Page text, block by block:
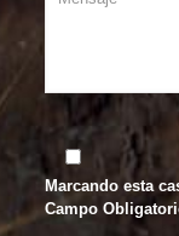
Marcando esta
Campo